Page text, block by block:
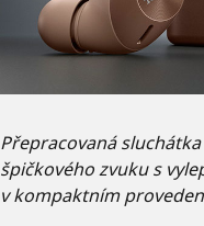
Přepracovaná
špičkového zvuku s
v kompaktním